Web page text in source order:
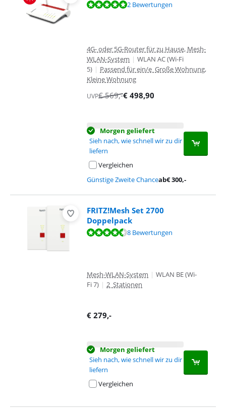
Bewertet mit 9,8 von 10, basierend auf 2 Bewertungen.
2 Bewertungen
4G- oder 5G-Router für zu Hause, Mesh-
WLAN-System | WLAN AC (Wi-Fi
5) | Passend für ein/e Große Wohnung,
Kleine Wohnung
UVP€569,-€ 498,90
Morgen geliefert
Sieh nach, wie schnell wir zu dir
liefern
Vergleichen
Günstige Zweite Chanceab€300,-
FRITZ!Mesh Set 2700
Doppelpack
Bewertet mit 8,6 von 10, basierend auf 8 Bewertungen.
8 Bewertungen
Mesh-WLAN-System | WLAN BE (Wi-
Fi 7) | 2 Stationen
€ 279,-
Morgen geliefert
Sieh nach, wie schnell wir zu dir
liefern
Vergleichen